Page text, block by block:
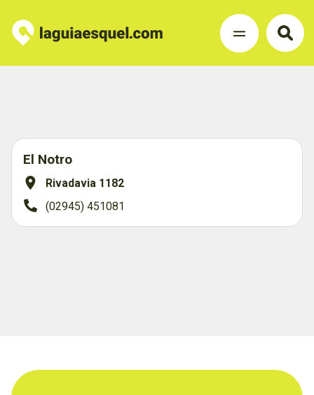
El Notro
Rivadavia 1182
(02945) 451081